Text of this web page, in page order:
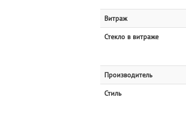
Витраж
Стекло в витраже
Производитель
Стиль